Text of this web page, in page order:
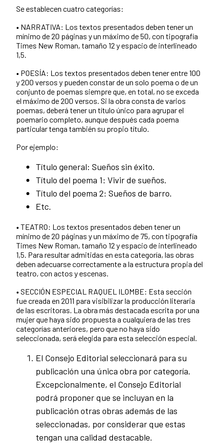
Se establecen cuatro categorías:
• NARRATIVA: Los textos presentados deben tener un
mínimo de 20 páginas y un máximo de 50, con tipografía
Times New Roman, tamaño 12 y espacio de interlineado
1,5.
• POESÍA: Los textos presentados deben tener entre 100
y 200 versos y pueden constar de un solo poema o de un
conjunto de poemas siempre que, en total, no se exceda
el máximo de 200 versos. Si la obra consta de varios
poemas, deberá tener un título único para agrupar el
poemario completo, aunque después cada poema
particular tenga también su propio título.
Por ejemplo:
Título general: Sueños sin éxito.
Título del poema 1: Vivir de sueños.
Título del poema 2: Sueños de barro.
Etc.
• TEATRO: Los textos presentados deben tener un
mínimo de 20 páginas y un máximo de 75, con tipografía
Times New Roman, tamaño 12 y espacio de interlineado
1,5. Para resultar admitidas en esta categoría, las obras
deben adecuarse correctamente a la estructura propia del
teatro, con actos y escenas.
• SECCIÓN ESPECIAL RAQUEL ILOMBE: Esta sección
fue creada en 2011 para visibilizar la producción literaria
de las escritoras. La obra más destacada escrita por una
mujer que haya sido propuesta a cualquiera de las tres
categorías anteriores, pero que no haya sido
seleccionada, será elegida para esta selección especial.
El Consejo Editorial seleccionará para su
publicación una única obra por categoría.
Excepcionalmente, el Consejo Editorial
podrá proponer que se incluyan en la
publicación otras obras además de las
seleccionadas, por considerar que estas
tengan una calidad destacable.